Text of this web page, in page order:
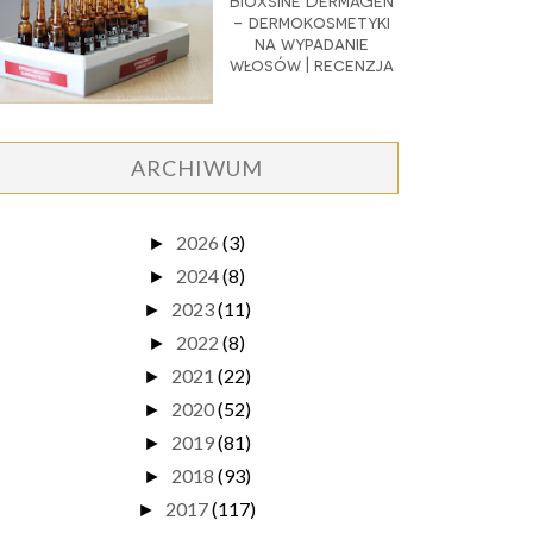
- dermokosmetyki
na wypadanie
włosów | recenzja
ARCHIWUM
► 2026 (3)
► 2024(8)
► 2023(11)
► 2022 (8)
► 2021 (22)
► 2020(52)
► 2019(81)
► 2018 (93)
► 2017(117)